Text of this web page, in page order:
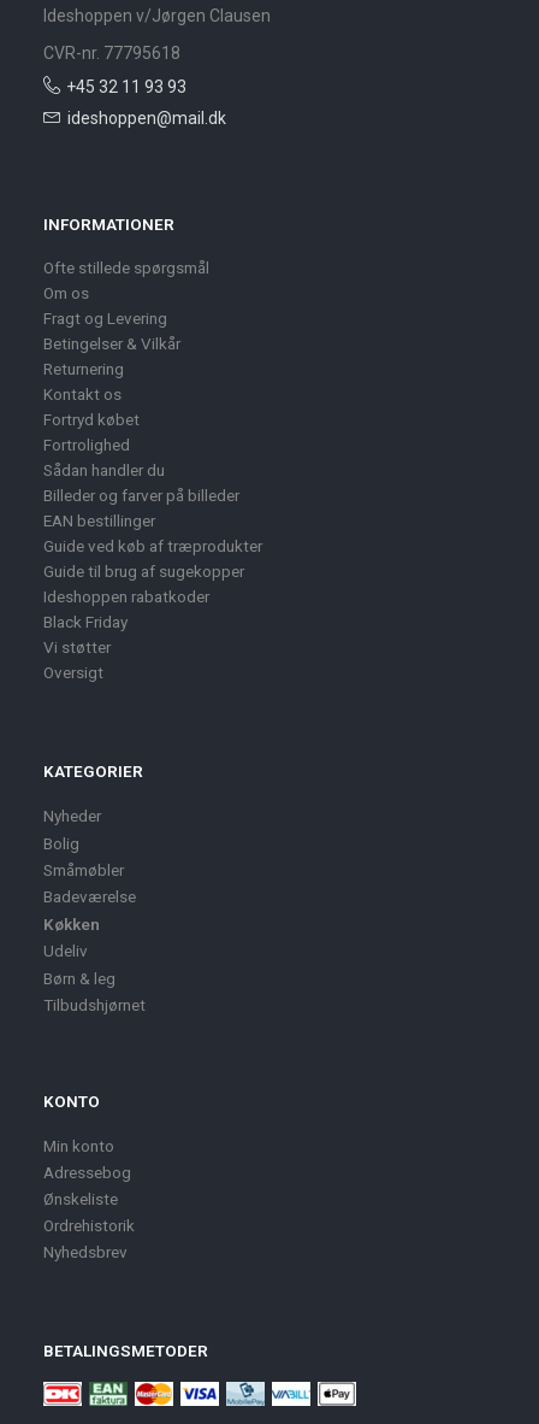
Ideshoppen v/Jørgen Clausen
CVR-nr. 77795618
+45 32 11 93 93
ideshoppen@mail.dk
INFORMATIONER
Ofte stillede spørgsmål
Om os
Fragt og Levering
Betingelser & Vilkår
Returnering
Kontakt os
Fortryd købet
Fortrolighed
Sådan handler du
Billeder og farver på billeder
EAN bestillinger
Guide ved køb af træprodukter
Guide til brug af sugekopper
Ideshoppen rabatkoder
Black Friday
Vi støtter
Oversigt
KATEGORIER
Nyheder
Bolig
Småmøbler
Badeværelse
Køkken
Udeliv
Børn & leg
Tilbudshjørnet
KONTO
Min konto
Adressebog
Ønskeliste
Ordrehistorik
Nyhedsbrev
BETALINGSMETODER